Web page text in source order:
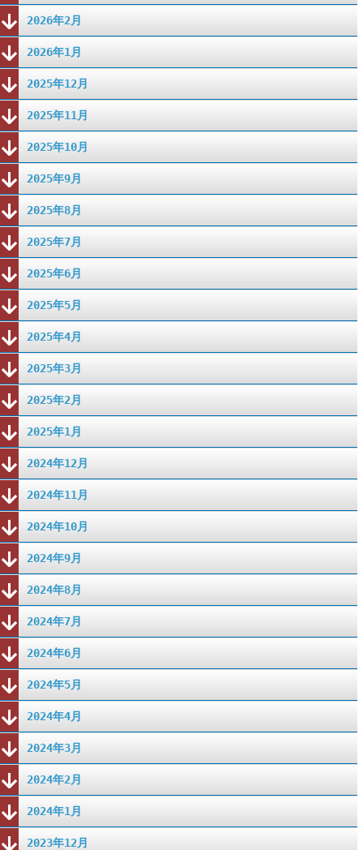
2026年2月
2026年1月
2025年12月
2025年11月
2025年10月
2025年9月
2025年8月
2025年7月
2025年6月
2025年5月
2025年4月
2025年3月
2025年2月
2025年1月
2024年12月
2024年11月
2024年10月
2024年9月
2024年8月
2024年7月
2024年6月
2024年5月
2024年4月
2024年3月
2024年2月
2024年1月
2023年12月